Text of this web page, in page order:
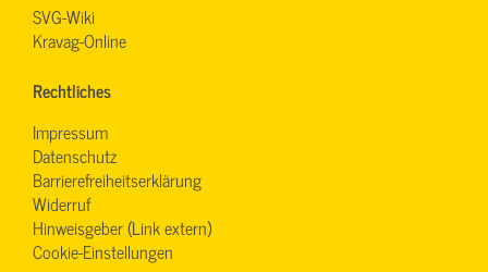
SVG-Wiki
Kravag-Online
Rechtliches
Impressum
Datenschutz
Barrierefreiheitserklärung
Widerruf
Hinweisgeber (Link extern)
Cookie-Einstellungen